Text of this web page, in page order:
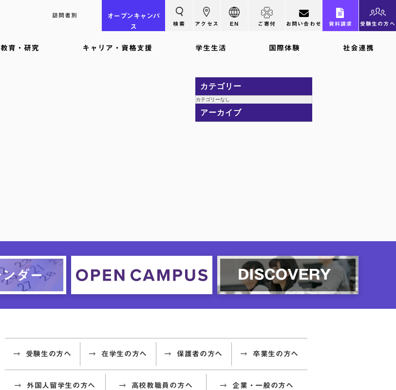
訪問者別 オープン キャンパ
ス
検索 アクセス EN ご寄付 お問い合わせ 資料請求 受験生の方へ
教育・研究 キャリア・資格支援 学生生活 国際体験 社会連携
カテゴリー
カテゴリーなし
アーカイブ
受験生の方へ 在学生の方へ 保護者の方へ 卒業生の方へ
外国人留学生の方へ 高校教職員の方へ 企業・一般の方へ